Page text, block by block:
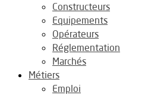
Constructeurs
Equipements
Opérateurs
Réglementation
Marchés
Métiers
Emploi